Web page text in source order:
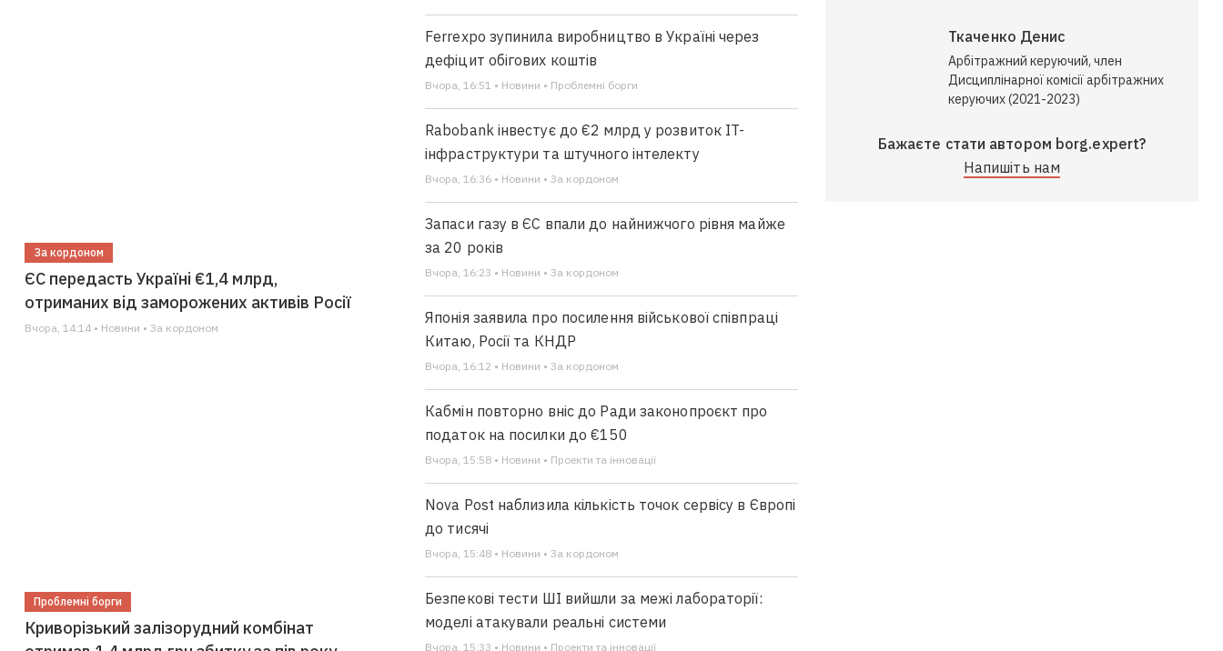
За кордоном
ЄС передасть Україні €1,4 млрд,
отриманих від заморожених активів Росії
Вчора, 14:14 • Новини • За кордоном
Проблемні борги
Криворізький залізорудний комбінат
Ferrexpo зупинила виробництво в Україні через
дефіцит обігових коштів
Вчора, 16:51 • Новини • Проблемні борги
Rabobank інвестує до €2 млрд у розвиток IT-
інфраструктури та штучного інтелекту
Вчора, 16:36 • Новини • За кордоном
Запаси газу в ЄС впали до найнижчого рівня майже
за 20 років
Вчора, 16:23 • Новини • За кордоном
Японія заявила про посилення військової співпраці
Китаю, Росії та КНДР
Вчора, 16:12 • Новини • За кордоном
Кабмін повторно вніс до Ради законопроєкт про
податок на посилки до €150
Вчора, 15:58 • Новини • Проекти та інновації
Nova Post наблизила кількість точок сервісу в Європі
до тисячі
Вчора, 15:48 • Новини • За кордоном
Безпекові тести ШІ вийшли за межі лабораторії:
моделі атакували реальні системи
Вчора, 15:33 • Новини • Проекти та інновації
Ткаченко Денис
Арбітражний керуючий, член
Дисциплінарної комісії арбітражних
керуючих (2021-2023)
Бажаєте стати автором borg.expert?
Напишіть нам